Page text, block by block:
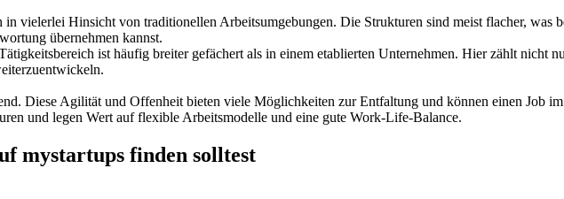
vielerlei Hinsicht von traditionellen Arbeitsumgebungen. Die Strukturen sind meist flacher, was
übernehmen kannst.
ist häufig breiter gefächert als in einem etablierten Unternehmen. Hier zählt nicht
Diese Agilität und Offenheit bieten viele Möglichkeiten zur Entfaltung und können einen Job
und legen Wert auf flexible Arbeitsmodelle und eine gute Work-Life-Balance.
mystartups finden solltest